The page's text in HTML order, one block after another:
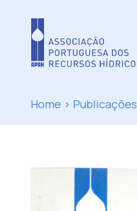
Home > Publicações